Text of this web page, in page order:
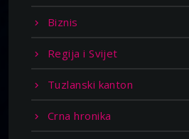
Biznis
Regija i Svijet
Tuzlanski kanton
Crna hronika